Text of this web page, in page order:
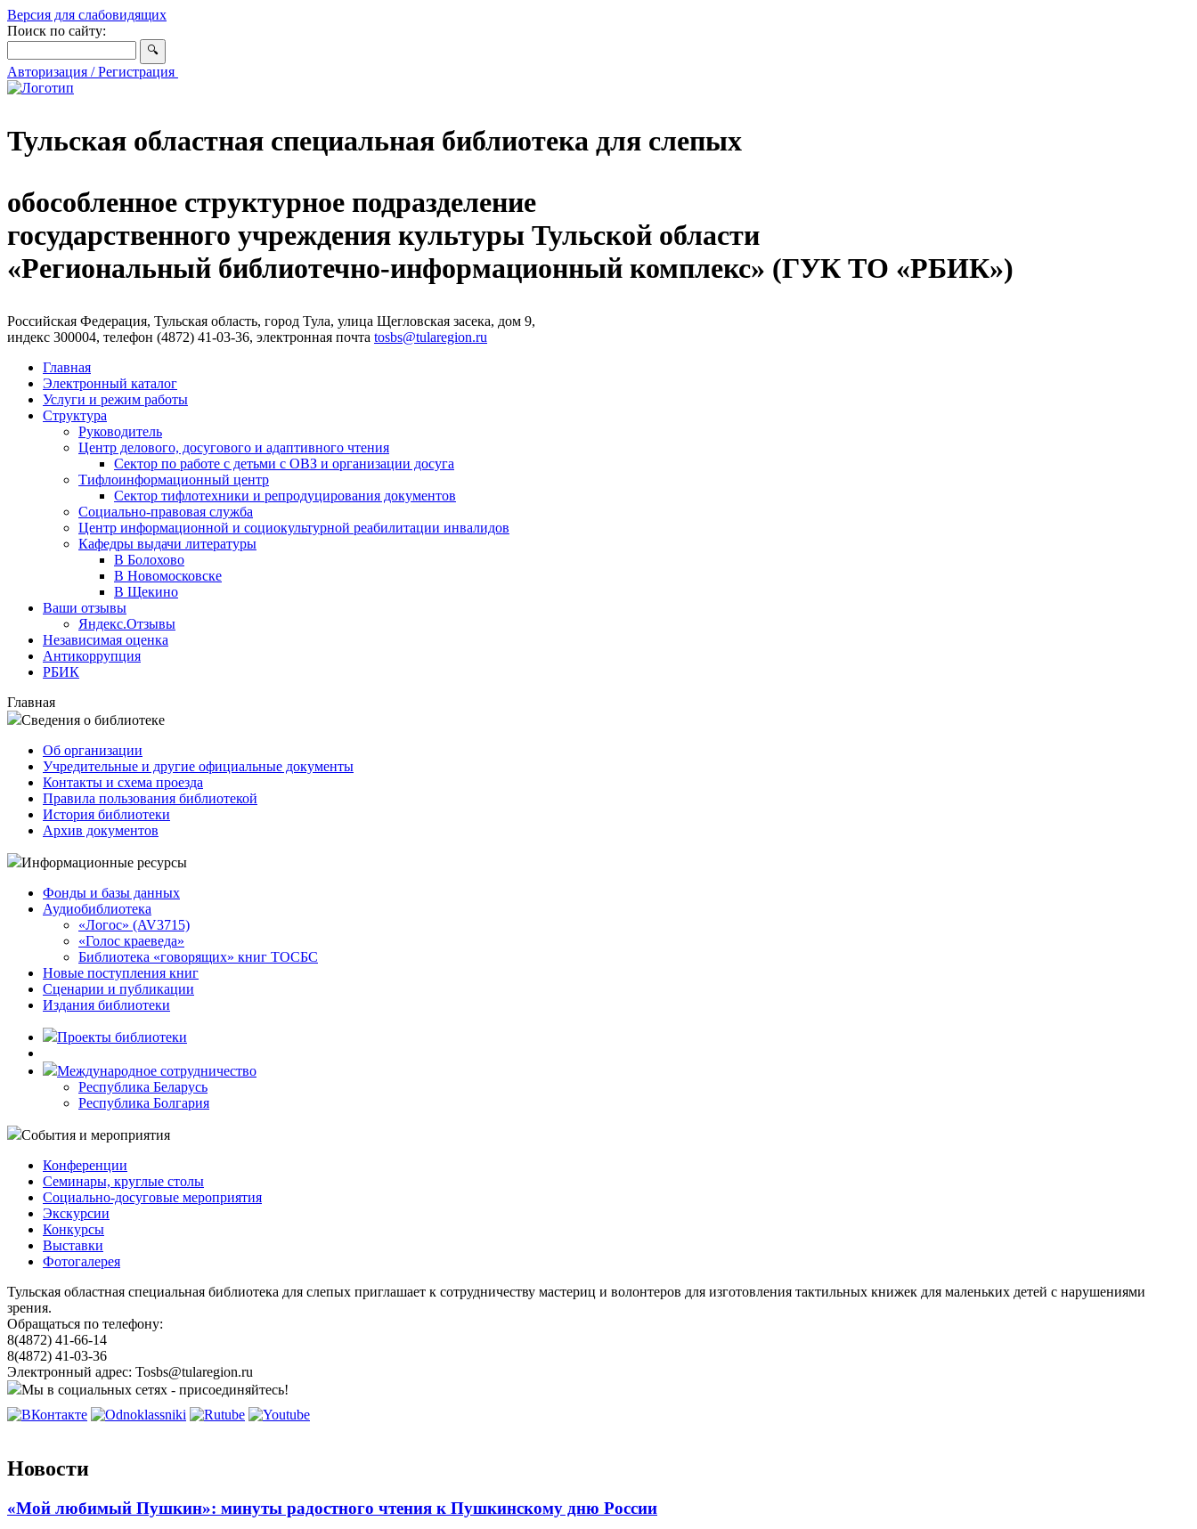
Версия для слабовидящих
Поиск по сайту:
Авторизация / Регистрация
Тульская областная специальная библиотека для слепых
обособленное структурное подразделение
государственного учреждения культуры Тульской области
«Региональный библиотечно-информационный комплекс» (ГУК ТО «РБИК»)
Российская Федерация, Тульская область, город Тула, улица Щегловская засека, дом 9,
индекс 300004, телефон (4872) 41-03-36, электронная почта tosbs@tularegion.ru
Главная
Электронный каталог
Услуги и режим работы
Структура
Руководитель
Центр делового, досугового и адаптивного чтения
Сектор по работе с детьми с ОВЗ и организации досуга
Тифлоинформационный центр
Сектор тифлотехники и репродуцирования документов
Социально-правовая служба
Центр информационной и социокультурной реабилитации инвалидов
Кафедры выдачи литературы
В Болохово
В Новомосковске
В Щекино
Ваши отзывы
Яндекс.Отзывы
Независимая оценка
Антикоррупция
РБИК
Главная
Сведения о библиотеке
Об организации
Учредительные и другие официальные документы
Контакты и схема проезда
Правила пользования библиотекой
История библиотеки
Архив документов
Информационные ресурсы
Фонды и базы данных
Аудиобиблиотека
«Логос» (AV3715)
«Голос краеведа»
Библиотека «говорящих» книг ТОСБС
Новые поступления книг
Сценарии и публикации
Издания библиотеки
Проекты библиотеки
Международное сотрудничество
Республика Беларусь
Республика Болгария
События и мероприятия
Конференции
Семинары, круглые столы
Социально-досуговые мероприятия
Экскурсии
Конкурсы
Выставки
Фотогалерея
Тульская областная специальная библиотека для слепых приглашает к сотрудничеству мастериц и волонтеров для изготовления тактильных книжек для маленьких детей с нарушениями
зрения.
Обращаться по телефону:
8(4872) 41-66-14
8(4872) 41-03-36
Электронный адрес: Tosbs@tularegion.ru
Мы в социальных сетях - присоединяйтесь!
Новости
«Мой любимый Пушкин»: минуты радостного чтения к Пушкинскому дню России